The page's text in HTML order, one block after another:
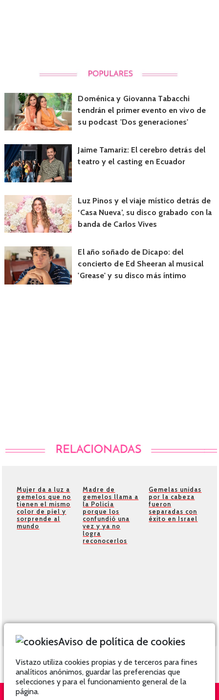
Doménica y Giovanna Tabacchi
tendrán el primer evento en vivo de
su podcast 'Dos generaciones'
Jaime Tamariz: El cerebro detrás del
teatro y el casting en Ecuador
Luz Pinos y el viaje místico detrás de
‘Casa Nueva’, su disco grabado con la
banda de Carlos Vives
El año soñado de Dicapo: del
concierto de Ed Sheeran al musical
'Grease' y su disco más íntimo
Mujer da a luz a
gemelos que no
tienen el mismo
color de piel y
sorprende al
mundo
Madre de
gemelos llama a
la Policía
porque los
confundió una
vez y ya no
logra
reconocerlos
Gemelas unidas
por la cabeza
fueron
separadas con
éxito en Israel
Aviso de política de cookies
Vistazo utiliza cookies propias y de terceros para fines
analíticos anónimos, guardar las preferencias que
selecciones y para el funcionamiento general de la
página.